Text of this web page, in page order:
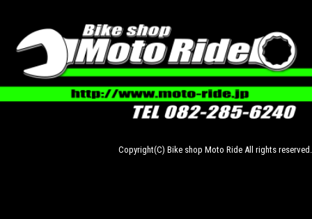
Copyright(C) Bike shop Moto Ride All rights reserved.